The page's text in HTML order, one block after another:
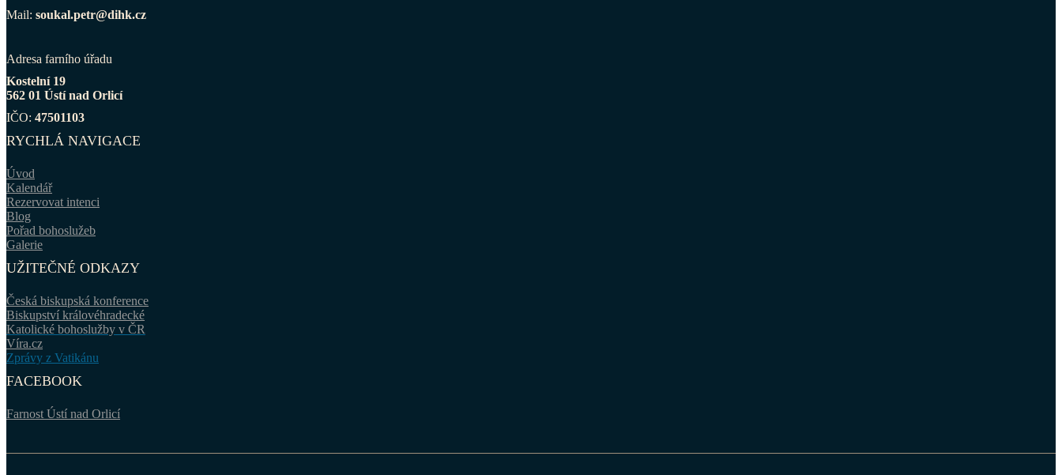
Mail: soukal.petr@dihk.cz
Adresa farního úřadu
Kostelní 19
562 01 Ústí nad Orlicí
IČO: 47501103
RYCHLÁ NAVIGACE
Úvod
Kalendář
Rezervovat intenci
Blog
Pořad bohoslužeb
Galerie
UŽITEČNÉ ODKAZY
Česká biskupská konference
Biskupství královéhradecké
Katolické bohoslužby v ČR
Víra.cz
Zprávy z Vatikánu
FACEBOOK
Farnost Ústí nad Orlicí